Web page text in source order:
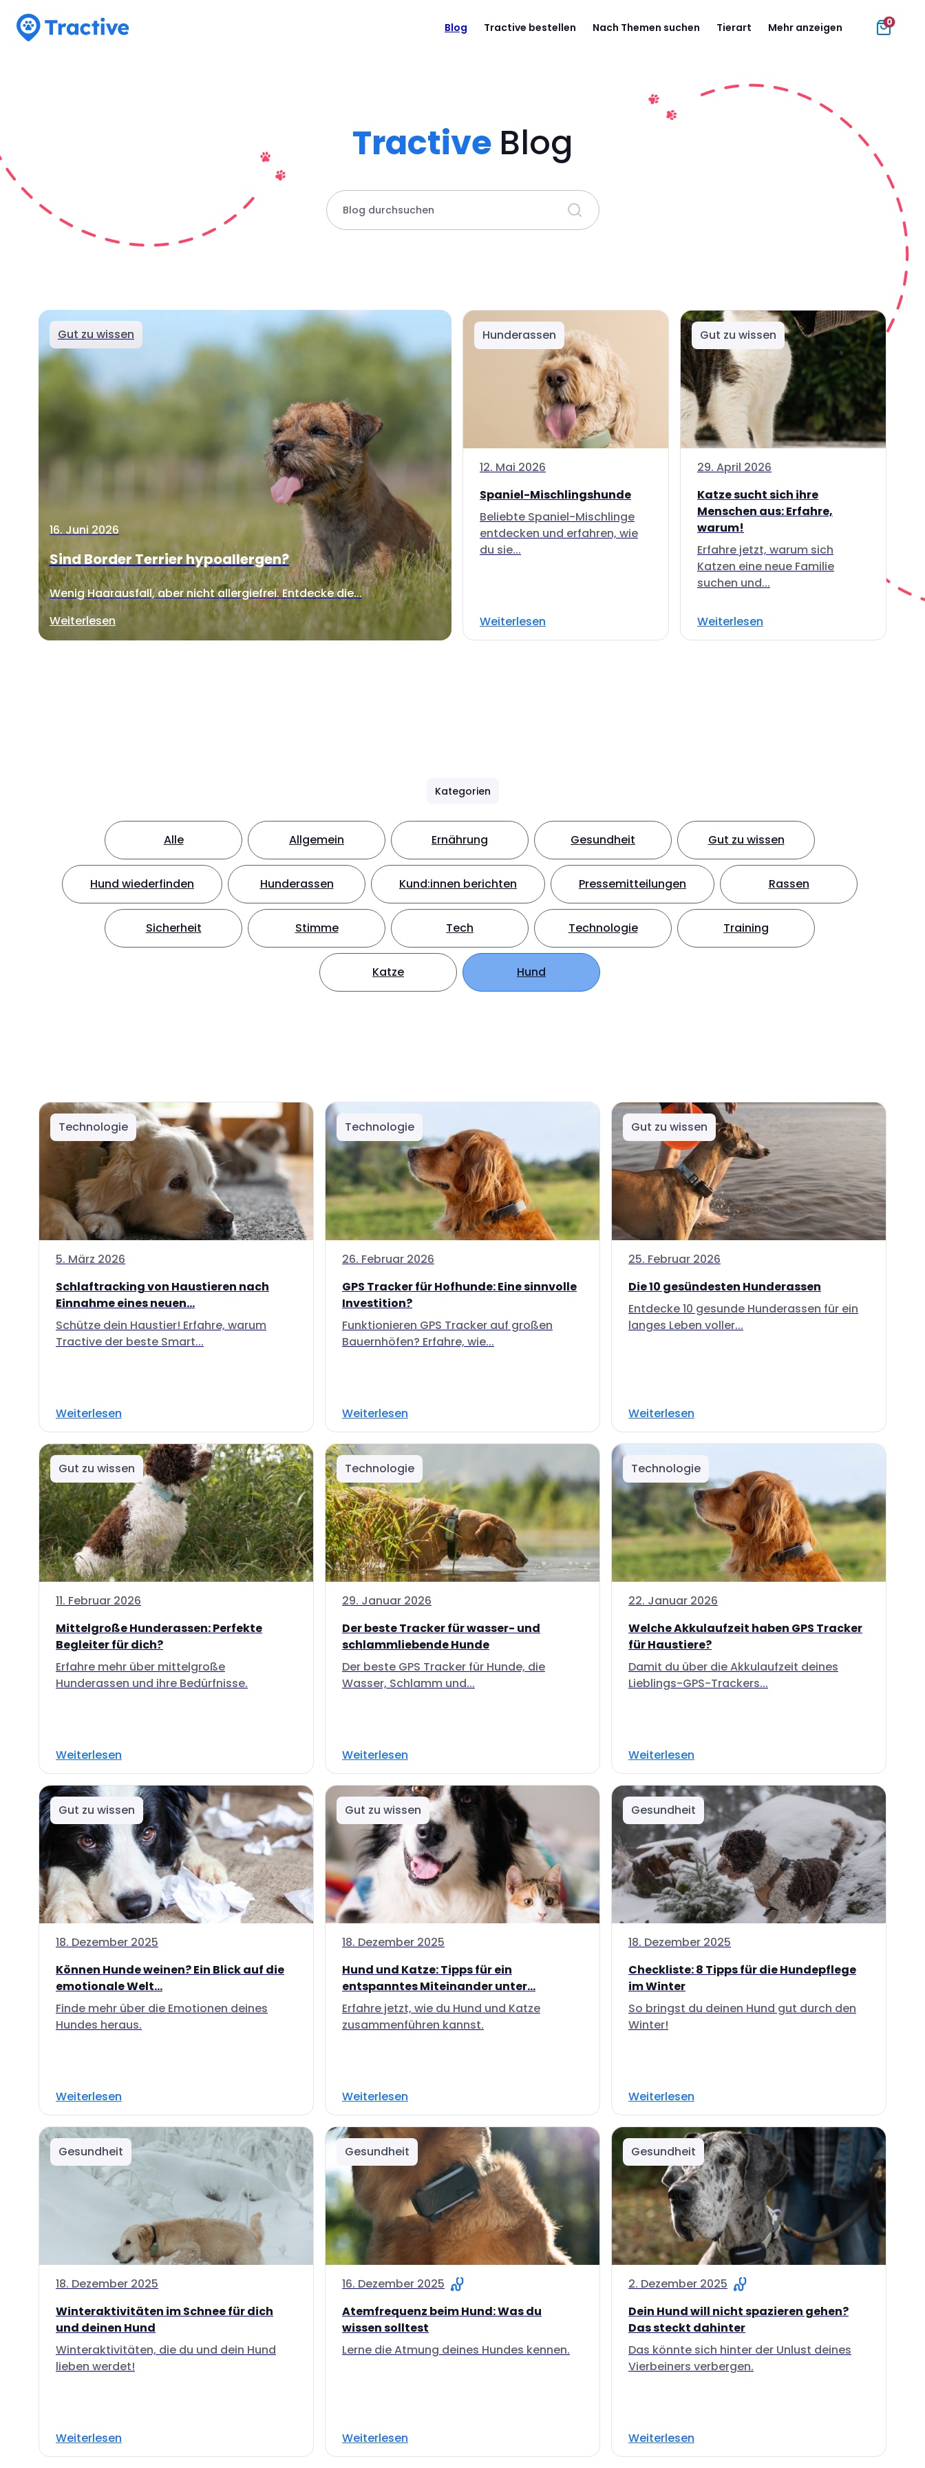
Blog Tractive bestellen Nach Themen suchen Tierart Mehr anzeigen 0
Tractive Blog
Blog durchsuchen
Gut zu wissen
16. Juni 2026
Sind Border Terrier hypoallergen?
Wenig Haarausfall, aber nicht allergiefrei. Entdecke die...
Weiterlesen
Hunderassen
12. Mai 2026
Spaniel-Mischlingshunde
Beliebte Spaniel-Mischlinge
entdecken und erfahren, wie
du sie...
Weiterlesen
Gut zu wissen
29. April 2026
Katze sucht sich ihre
Menschen aus: Erfahre,
warum!
Erfahre jetzt, warum sich
Katzen eine neue Familie
suchen und...
Weiterlesen
Kategorien
Alle Allgemein Ernährung Gesundheit Gut zu wissen
Hund wiederfinden Hunderassen Kund:innen berichten Pressemitteilungen Rassen
Sicherheit Stimme Tech Technologie Training
Katze Hund
Technologie
5. März 2026
Schlaftracking von Haustieren nach
Einnahme eines neuen...
Schütze dein Haustier! Erfahre, warum
Tractive der beste Smart...
Weiterlesen
Technologie
26. Februar 2026
GPS Tracker für Hofhunde: Eine sinnvolle
Investition?
Funktionieren GPS Tracker auf großen
Bauernhöfen? Erfahre, wie...
Weiterlesen
Gut zu wissen
25. Februar 2026
Die 10 gesündesten Hunderassen
Entdecke 10 gesunde Hunderassen für ein
langes Leben voller...
Weiterlesen
Gut zu wissen
11. Februar 2026
Mittelgroße Hunderassen: Perfekte
Begleiter für dich?
Erfahre mehr über mittelgroße
Hunderassen und ihre Bedürfnisse.
Weiterlesen
Technologie
29. Januar 2026
Der beste Tracker für wasser- und
schlammliebende Hunde
Der beste GPS Tracker für Hunde, die
Wasser, Schlamm und...
Weiterlesen
Technologie
22. Januar 2026
Welche Akkulaufzeit haben GPS Tracker
für Haustiere?
Damit du über die Akkulaufzeit deines
Lieblings-GPS-Trackers...
Weiterlesen
Gut zu wissen
18. Dezember 2025
Können Hunde weinen? Ein Blick auf die
emotionale Welt...
Finde mehr über die Emotionen deines
Hundes heraus.
Weiterlesen
Gut zu wissen
18. Dezember 2025
Hund und Katze: Tipps für ein
entspanntes Miteinander unter...
Erfahre jetzt, wie du Hund und Katze
zusammenführen kannst.
Weiterlesen
Gesundheit
18. Dezember 2025
Checkliste: 8 Tipps für die Hundepflege
im Winter
So bringst du deinen Hund gut durch den
Winter!
Weiterlesen
Gesundheit
18. Dezember 2025
Winteraktivitäten im Schnee für dich
und deinen Hund
Winteraktivitäten, die du und dein Hund
lieben werdet!
Weiterlesen
Gesundheit
16. Dezember 2025
Atemfrequenz beim Hund: Was du
wissen solltest
Lerne die Atmung deines Hundes kennen.
Weiterlesen
Gesundheit
2. Dezember 2025
Dein Hund will nicht spazieren gehen?
Das steckt dahinter
Das könnte sich hinter der Unlust deines
Vierbeiners verbergen.
Weiterlesen